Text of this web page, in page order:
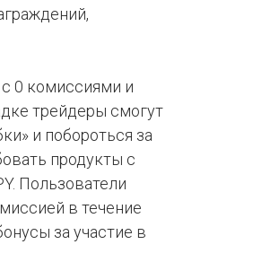
0 комиссиями и
трейдеры смогут
и побороться за
продукты с
Пользователи
в течение
за участие в